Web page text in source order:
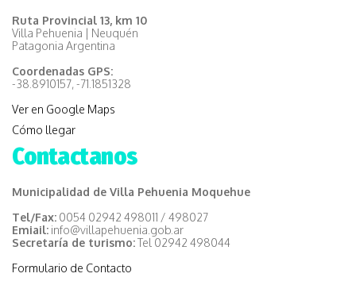
Ruta Provincial 13, km 10
Villa Pehuenia | Neuquén
Patagonia Argentina
Coordenadas GPS:
-38.8910157, -71.1851328
Ver en Google Maps
Cómo llegar
Contactanos
Municipalidad de Villa Pehuenia Moquehue
Tel/Fax: 0054 02942 498011 / 498027
Emiail: info@villapehuenia.gob.ar
Secretaría de turismo:Tel 02942 498044
Formulario de Contacto